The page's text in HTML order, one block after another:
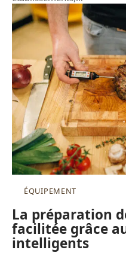
ÉQUIPEMENT
La préparation
facilitée grâce
intelligents